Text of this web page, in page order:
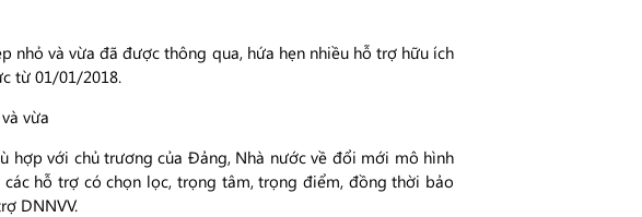
nhỏ và vừa đã được thông qua, hứa hẹn nhiều hỗ trợ hữu ích
từ 01/01/2018.
hợp với chủ trương của Đảng, Nhà nước về đổi mới mô hình
hỗ trợ có chọn lọc, trọng tâm, trọng điểm, đồng thời bảo
DNNVV.